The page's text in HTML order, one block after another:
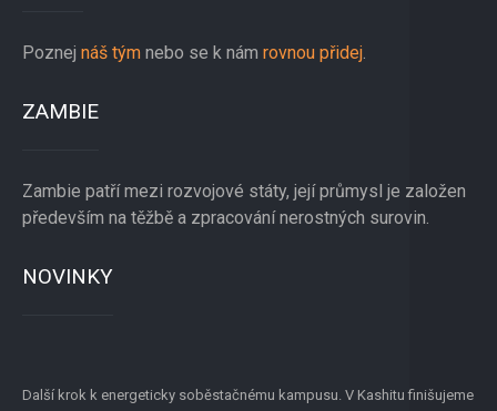
Poznej náš tým nebo se k nám rovnou přidej
ZAMBIE
Zambie patří mezi rozvojové státy, její průmysl je založen
především na těžbě a zpracování nerostných surovin.
NOVINKY
Další krok k energeticky soběstačnému kampusu. V Kashitu finišujeme